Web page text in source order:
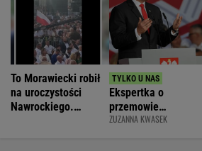
To Morawiecki robił
na uroczystości
Nawrockiego.
Ekspertka o
przemowie
Nawrockiego.
ZUZANNA KWASEK